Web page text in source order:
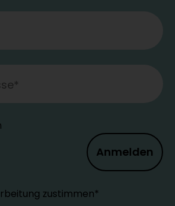
Anmelden
zustimmen*